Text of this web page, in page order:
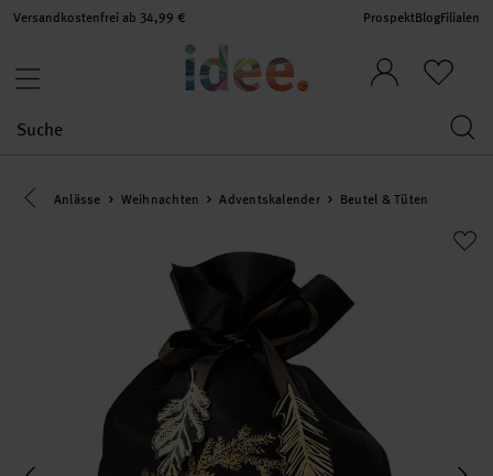
Versandkostenfrei ab 34,99 € ProspektBlogFilialen
Eine Kategorie zurück navigieren
Anlässe Weihnachten Adventskalender Beutel & Tüten